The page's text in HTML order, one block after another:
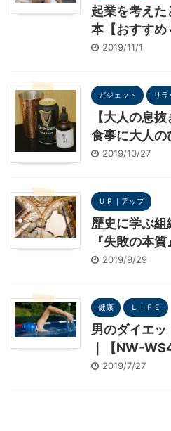
起業を考え
本【おすすめ
2019/11/1
ガジェット リ
【大人の息
食事に大人の
2019/10/27
ＵＰ｜アップ
歴史に学ぶ組
『失敗の本
2019/9/29
健康 ＬＩＦＥ
男のダイエ
｜【NW-
2019/7/27